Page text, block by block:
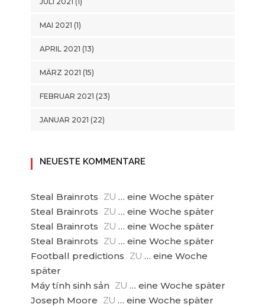
MAI 2021 (1)
APRIL 2021 (13)
MÄRZ 2021 (15)
FEBRUAR 2021 (23)
JANUAR 2021 (22)
NEUESTE KOMMENTARE
Steal Brainrots ZU … eine Woche später
Steal Brainrots
ZU … eine Woche später
Steal Brainrots
ZU … eine Woche später
Steal Brainrots
ZU … eine Woche später
Football predictions
ZU … eine Woche
später
Máy tính sinh sản
ZU … eine Woche später
Joseph Moore
ZU … eine Woche später